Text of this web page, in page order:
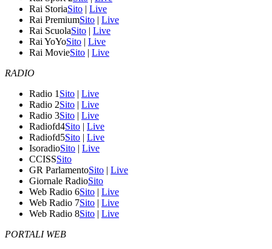
Rai StoriaSito | Live
Rai PremiumSito | Live
Rai ScuolaSito | Live
Rai YoYoSito | Live
Rai MovieSito | Live
RADIO
Radio 1 Sito | Live
Radio 2Sito | Live
Radio 3Sito | Live
Radiofd4Sito | Live
Radiofd5Sito | Live
IsoradioSito | Live
CCISSSito
GR ParlamentoSito | Live
Giornale RadioSito
Web Radio 6Sito | Live
Web Radio 7Sito | Live
Web Radio 8Sito | Live
PORTALI WEB